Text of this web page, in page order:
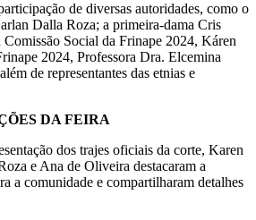
de diversas autoridades, como o
Dalla Roza; a primeira-dama Cris
Social da Frinape 2024, Káren
2024, Professora Dra. Elcemina
de representantes das etnias e
DA FEIRA
dos trajes oficiais da corte, Karen
e Ana de Oliveira destacaram a
a comunidade e compartilharam detalhes